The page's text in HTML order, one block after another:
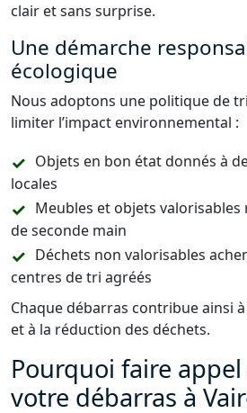
clair et sans surprise.
Une démarche
écologique
Nous adoptons une politique de
limiter l’impact environnemental :
Objets en bon état donnés à
locales
Meubles et objets
de seconde main
Déchets non valorisables
centres de tri agréés
Chaque débarras contribue ainsi
et à la réduction des déchets.
Pourquoi faire
votre débarras à